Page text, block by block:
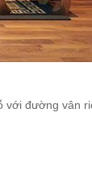
đường